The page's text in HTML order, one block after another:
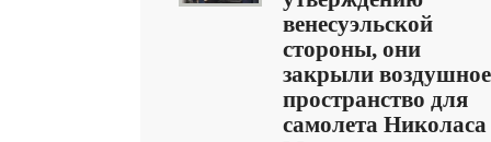
венесуэльской
стороны, они
закрыли воздушное
пространство для
самолета Николаса